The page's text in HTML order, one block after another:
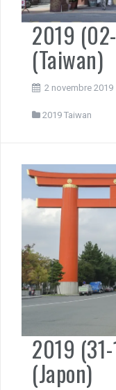
2019
(Taiwan)
2 novembre 2019
2019 Taiwan
2019
(Japon)